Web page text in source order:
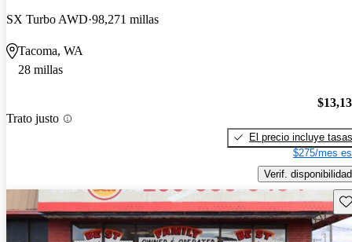
SX Turbo AWD 98,271 millas
Tacoma, WA
28 millas
Trato justo
El precio incluye tasas
$275/mes
Verif. disponibilidad